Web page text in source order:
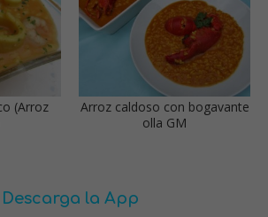
(Arroz
Arroz caldoso con bogavante
olla GM
Descarga la App